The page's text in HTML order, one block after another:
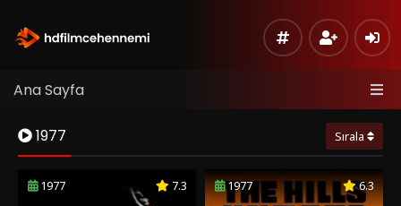
Ana Sayfa
1977 Sırala
1977 7.3 1977 6.3